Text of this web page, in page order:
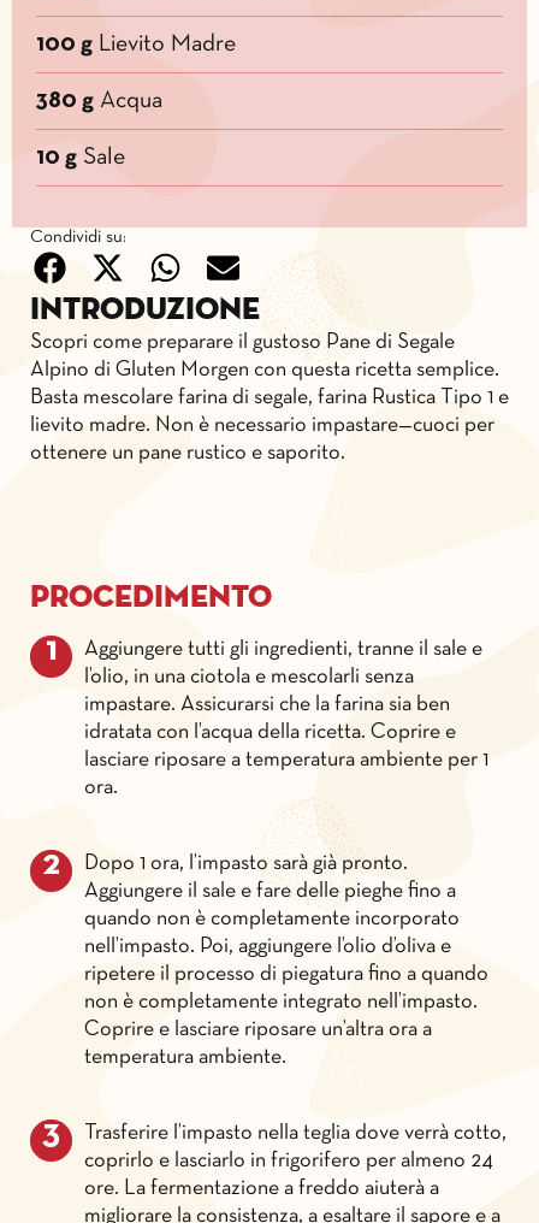
100 g Lievito Madre
380 g Acqua
10 g Sale
Condividi su:
Introduzione
Scopri come preparare il gustoso Pane di Segale
Alpino di Gluten Morgen con questa ricetta semplice.
Basta mescolare farina di segale, farina Rustica Tipo 1 e
lievito madre. Non è necessario impastare—cuoci per
ottenere un pane rustico e saporito.
Procedimento
Aggiungere tutti gli ingredienti, tranne il sale e
l’olio, in una ciotola e mescolarli senza
impastare. Assicurarsi che la farina sia ben
idratata con l’acqua della ricetta. Coprire e
lasciare riposare a temperatura ambiente per 1
ora.
Dopo 1 ora, l’impasto sarà già pronto.
Aggiungere il sale e fare delle pieghe fino a
quando non è completamente incorporato
nell’impasto. Poi, aggiungere l’olio d’oliva e
ripetere il processo di piegatura fino a quando
non è completamente integrato nell’impasto.
Coprire e lasciare riposare un’altra ora a
temperatura ambiente.
Trasferire l’impasto nella teglia dove verrà cotto,
coprirlo e lasciarlo in frigorifero per almeno 24
ore. La fermentazione a freddo aiuterà a
migliorare la consistenza, a esaltare il sapore e a